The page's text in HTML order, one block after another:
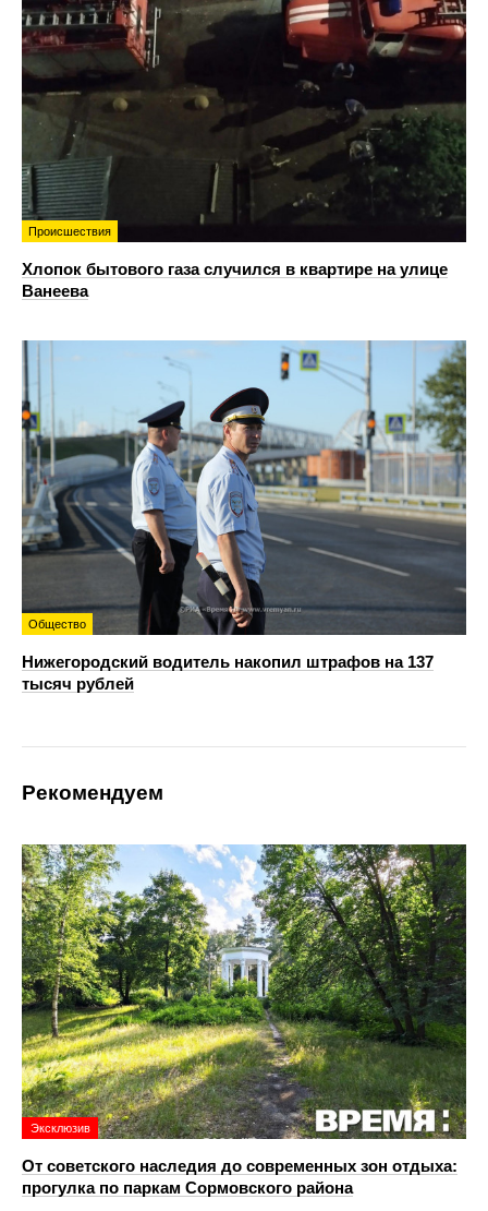
Происшествия
Хлопок бытового газа случился в квартире на улице
Ванеева
Общество
Нижегородский водитель накопил штрафов на 137
тысяч рублей
Рекомендуем
Эксклюзив
От советского наследия до современных зон отдыха:
прогулка по паркам Сормовского района